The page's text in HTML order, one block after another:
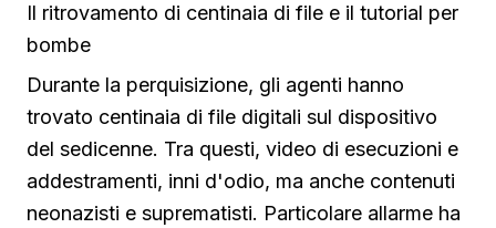
Il ritrovamento di centinaia di file e il tutorial per
bombe
Durante la perquisizione, gli agenti hanno
trovato centinaia di file digitali sul dispositivo
del sedicenne. Tra questi, video di esecuzioni e
addestramenti, inni d'odio, ma anche contenuti
neonazisti e suprematisti. Particolare allarme ha